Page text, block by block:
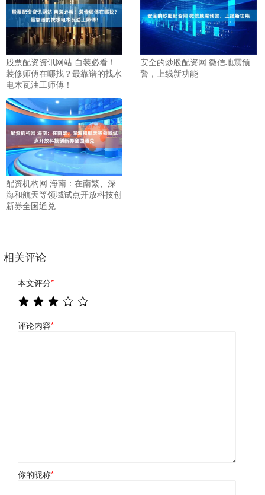
股票配资资讯网站 自装必看！
装修师傅在哪找？最靠谱的找水
电木瓦油工师傅！
安全的炒股配资网 微信地震预
警，上线新功能
配资机构网 海南：在南繁、深
海和航天等领域试点开放科技创
新券全国通兑
相关评论
本文评分*
评论内容*
你的昵称*